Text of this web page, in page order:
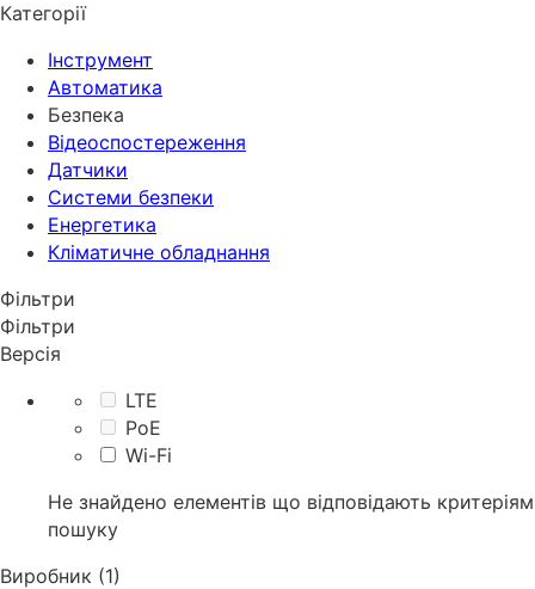
Категорії
Інструмент
Автоматика
Безпека
Відеоспостереження
Датчики
Системи безпеки
Енергетика
Кліматичне обладнання
Фільтри
Фільтри
Версія
LTE
PoE
Wi-Fi
Не знайдено елементів що відповідають критеріям
пошуку
Виробник (1)